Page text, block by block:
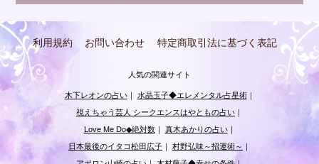
利用規約 お問い合わせ 特定商取引法に基づく表記
人気の関連サイト
木下レオンの占い｜ 水晶玉子◆エレメンタル占星術｜
視えちゃう芸人 シークエンスはやともの占い
Love Me Do◆絶対数｜ 真木あかりの占い｜
日本最後のイタコ松田広子
村野弘味～招運術～